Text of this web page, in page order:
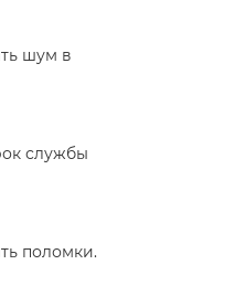
шум в
службы
поломки.